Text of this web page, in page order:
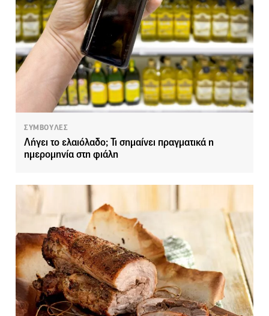
ΣΥΜΒΟΥΛΕΣ
Λήγει το ελαιόλαδο; Τι σημαίνει πραγματικά η
ημερομηνία στη φιάλη